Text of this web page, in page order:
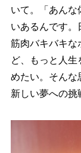
いて。「あんな
いあるんです。
筋肉バキバキな
ど、もっと人
めたい。そんな
新しい夢への挑